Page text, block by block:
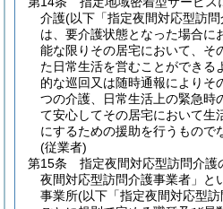
介護(以下「指定夜間対応型訪
は、要介護状態となった場合に
能な限りその居宅において、そ
た日常生活を営むことができる
的な巡回又は随時通報によりそ
つの介護、日常生活上の緊急時
て安心してその居宅において生
にするための援助を行うもので
(従業者)
第15条
指定夜間対応型訪問介護
夜間対応型訪問介護事業者」と
事業所(以下「指定夜間対応型